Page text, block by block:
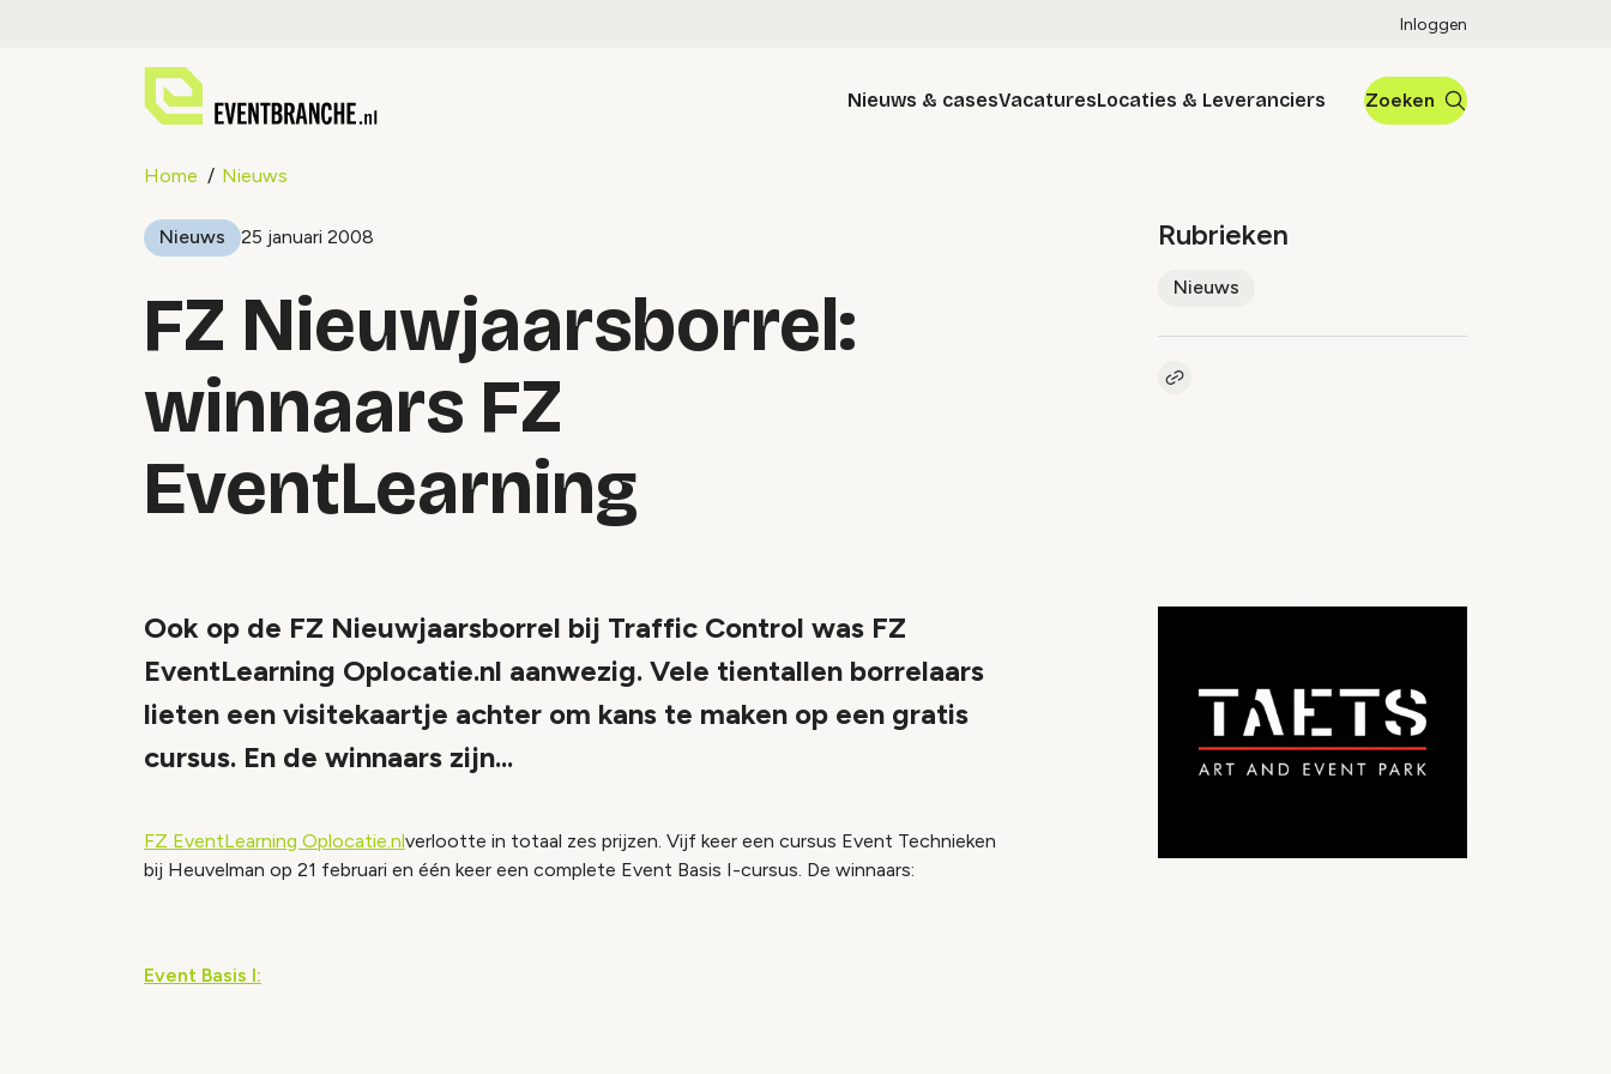
Inloggen
Nieuws & casesVacaturesLocaties & Leveranciers Zoeken
Home Nieuws
Nieuws 25 januari 2008
FZ Nieuwjaarsborrel:
winnaars FZ
EventLearning
Rubrieken
Nieuws
Kopieer link naar artikel
Ook op de FZ Nieuwjaarsborrel bij Traffic Control was FZ
EventLearning Oplocatie.nl aanwezig. Vele tientallen borrelaars
lieten een visitekaartje achter om kans te maken op een gratis
cursus. En de winnaars zijn...
FZ EventLearning Oplocatie.nlverlootte in totaal zes prijzen. Vijf keer een cursus Event Technieken
bij Heuvelman op 21 februari en één keer een complete Event Basis I-cursus. De winnaars:
Event Basis I: